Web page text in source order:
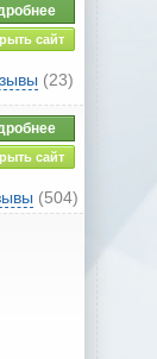
сайт
(23)
сайт
(504)